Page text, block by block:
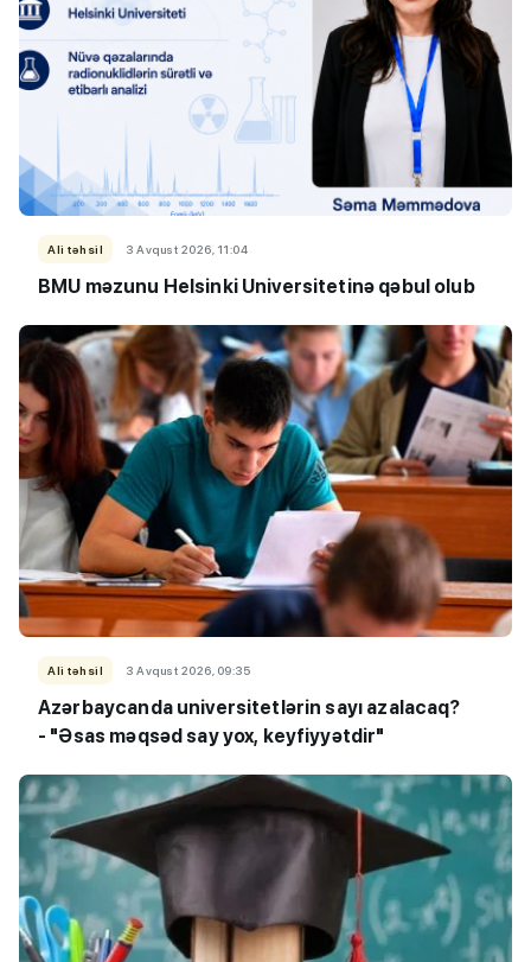
Ali təhsil 3 Avqust 2026, 11:04
BMU məzunu Helsinki Universitetinə qəbul olub
Ali təhsil 3 Avqust 2026, 09:35
Azərbaycanda universitetlərin sayı azalacaq?
- "Əsas məqsəd say yox, keyfiyyətdir"